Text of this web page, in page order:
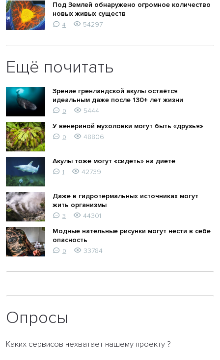
Под Землей обнаружено огромное количество
новых живых существ
4 54297
Ещё почитать
Зрение гренландской акулы остаётся
идеальным даже после 130+ лет жизни
0
5444
У венериной мухоловки могут быть «друзья»
0 48806
Акулы тоже могут «сидеть» на диете
1 42739
Даже в гидротермальных источниках могут
жить организмы
3
44301
Модные нательные рисунки могут нести в себе
опасность
0 33784
Опросы
Каких сервисов нехватает нашему проекту ?